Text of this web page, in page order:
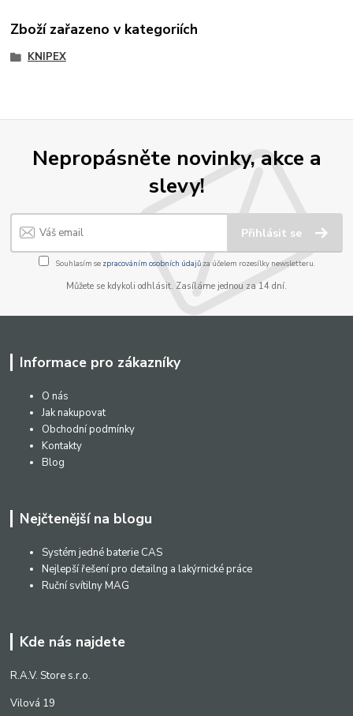
Zboží zařazeno v kategoriích
KNIPEX
Nepropásněte novinky, akce a
slevy!
Přihlásit se
Souhlasím se zpracováním osobních údajůza účelem rozesílky newsletteru.
Můžete se kdykoli odhlásit. Zasíláme jednou za 14 dní.
Informace pro zákazníky
O nás
Jak nakupovat
Obchodní podmínky
Kontakty
Blog
Nejčtenější na blogu
Systém jedné baterie CAS
Nejlepší řešení pro detailng a lakýrnické práce
Ruční svítilny MAG
Kde nás najdete
R.A.V. Store s.r.o.
Vilová 19